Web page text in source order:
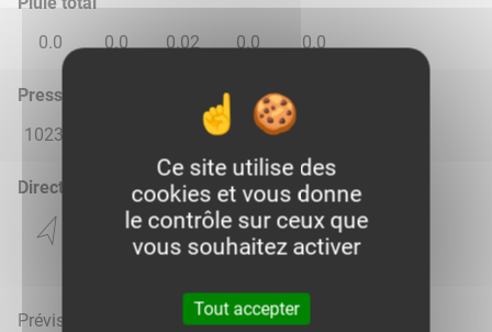
0.0
0.0 0.02 0.0 0.0
Pression atmosphérique (hPa)
1023.0
1014.0 1019.0 1020.0
Direction du vent
Prévisions météo mises à jour le 7 août 2026 à 17h
Ce site utilise des
cookies et vous donne
le contrôle sur ceux que
vous souhaitez activer
Tout accepter